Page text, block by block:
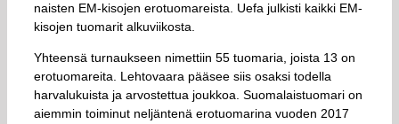
naisten EM-kisojen erotuomareista. Uefa julkisti kaikki EM-
kisojen tuomarit alkuviikosta.
Yhteensä turnaukseen nimettiin 55 tuomaria, joista 13 on
erotuomareita. Lehtovaara pääsee siis osaksi todella
harvalukuista ja arvostettua joukkoa. Suomalaistuomari on
aiemmin toiminut neljäntenä erotuomarina vuoden 2017